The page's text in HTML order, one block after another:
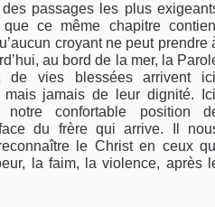
passages les plus
ce même chapitre
croyant ne peut prendre
au bord de la mer, la
vies blessées arrivent
jamais de leur dignité.
confortable position
du frère qui arrive. Il
le Christ en ceux
la faim, la violence, après